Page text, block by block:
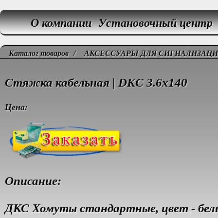
О компании Установочный центр
Каталог товаров / АКСЕССУАРЫ ДЛЯ
Стяжка кабельная | DKC 3.6x140
Цена:
Описание:
ДКС Хомуты стандартные, цвет -